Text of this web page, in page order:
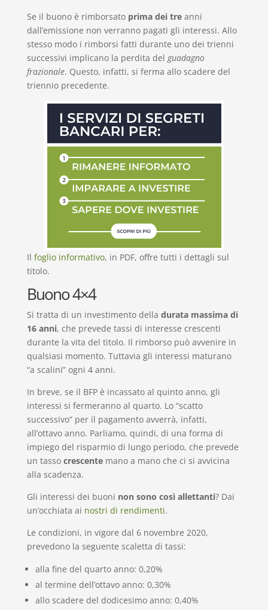
Se il buono è rimborsato prima dei treanni
dall’emissione non verranno pagati gli interessi. Allo
stesso modo i rimborsi fatti durante uno dei trienni
successivi implicano la perdita del guadagno
frazionale. Questo, infatti, si ferma allo scadere del
triennio precedente.
Il foglio informativo, in PDF, offre tutti i dettagli sul
titolo.
Buono 4×4
Si tratta di un investimento della durata massima di
16 anni, che prevede tassi di interesse crescenti
durante la vita del titolo. Il rimborso può avvenire in
qualsiasi momento. Tuttavia gli interessi maturano
“a scalini” ogni 4 anni.
In breve, se il BFP è incassato al quinto anno, gli
interessi si fermeranno al quarto. Lo “scatto
successivo” per il pagamento avverrà, infatti,
all’ottavo anno. Parliamo, quindi, di una forma di
impiego del risparmio di lungo periodo, che prevede
un tasso crescentemano a mano che ci si avvicina
alla scadenza.
Gli interessi dei buoni non sono così allettanti? Dai
un’occhiata ai nostri di rendimenti.
Le condizioni, in vigore dal 6 novembre 2020,
prevedono la seguente scaletta di tassi:
alla fine del quarto anno: 0,20%
al termine dell’ottavo anno: 0,30%
allo scadere del dodicesimo anno: 0,40%